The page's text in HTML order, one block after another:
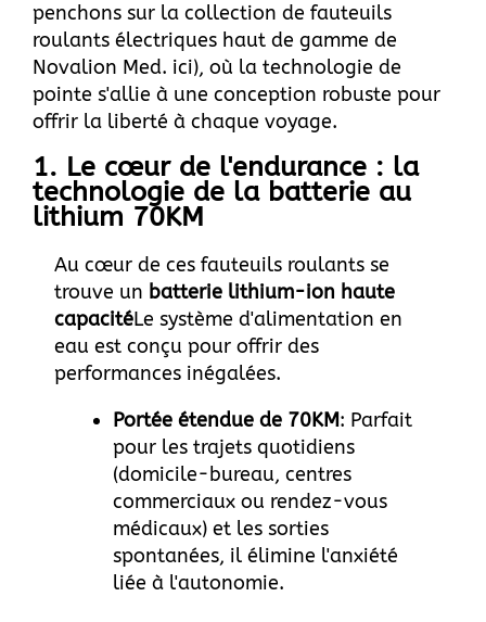
penchons sur la collection de fauteuils
roulants électriques haut de gamme de
Novalion Med. ici), où la technologie de
pointe s'allie à une conception robuste pour
offrir la liberté à chaque voyage.
1. Le cœur de l'endurance : la
technologie de la batterie au
lithium 70KM
Au cœur de ces fauteuils roulants se
trouve un batterie lithium-ion haute
capacitéLe système d'alimentation en
eau est conçu pour offrir des
performances inégalées.
Portée étendue de 70KM: Parfait
pour les trajets quotidiens
(domicile-bureau, centres
commerciaux ou rendez-vous
médicaux) et les sorties
spontanées, il élimine l'anxiété
liée à l'autonomie.